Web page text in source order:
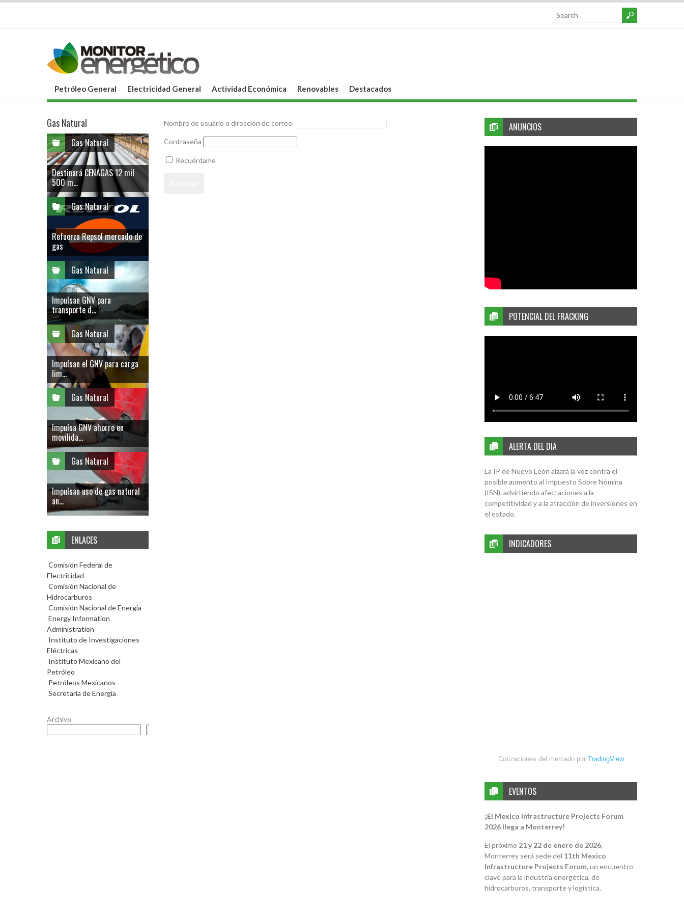
Petróleo General Electricidad General Actividad Económica Renovables Destacados
Nombre de usuario o dirección de correo
Contraseña
Recuérdame
ANUNCIOS
POTENCIAL DEL FRACKING
ALERTA DEL DIA
La IP de Nuevo León alzará la voz contra el
posible aumento al Impuesto Sobre Nómina
(ISN), advirtiendo afectaciones a la
competitividad y a la atracción de inversiones en
el estado.
INDICADORES
Cotizaciones del mercado por TradingView
EVENTOS
¡El Mexico Infrastructure Projects Forum
2026 llega a Monterrey!
El próximo 21 y 22 de enero de 2026,
Monterrey será sede del 11th Mexico
Infrastructure Projects Forum, un encuentro
clave para la industria energética, de
hidrocarburos, transporte y logística.
Gas Natural
Gas Natural
Destinará CENAGAS 12 mil
500 m...
Gas Natural
Refuerza Repsol mercado de
gas
Gas Natural
Impulsan GNV para
transporte d...
Gas Natural
Impulsan el GNV para carga
lim...
Gas Natural
Impulsa GNV ahorro en
movilida...
Gas Natural
Impulsan uso de gas natural
an...
ENLACES
Comisión Federal de
Electricidad
Comisión Nacional de
Hidrocarburos
Comisión Nacional de Energía
Energy Information
Administration
Instituto de Investigaciones
Eléctricas
Instituto Mexicano del
Petróleo
Petróleos Mexicanos
Secretaría de Energía
Archivo